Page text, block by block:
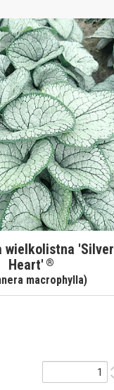
wielkolistna 'Silver
Heart' ®
macrophylla)